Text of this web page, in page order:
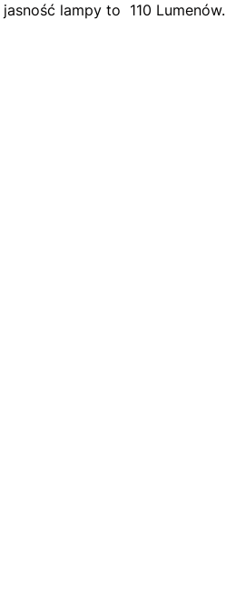
lampy to 110 Lumenów.